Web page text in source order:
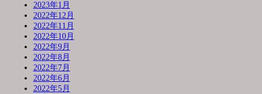
2023年1月
2022年12月
2022年11月
2022年10月
2022年9月
2022年8月
2022年7月
2022年6月
2022年5月